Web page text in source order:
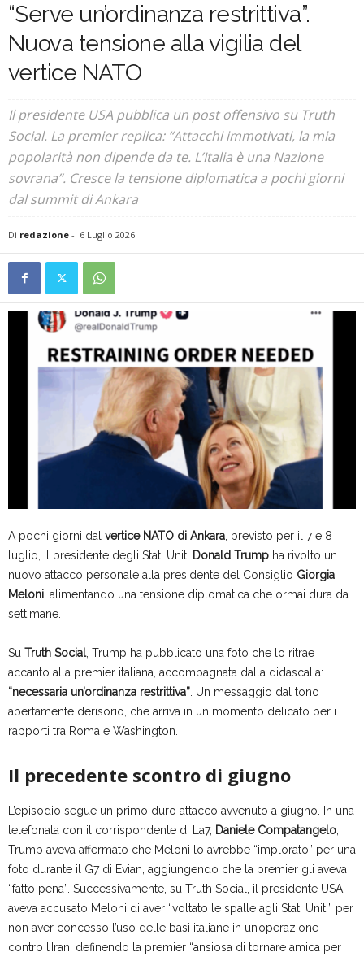
“Serve un’ordinanza restrittiva”.
Nuova tensione alla vigilia del
vertice NATO
Il presidente USA pubblica un post offensivo su Truth
Social. La premier replica: “Attacchi immotivati, la mia
popolarità non dipende da te. L’Italia è una Nazione
sovrana”. Cresce la tensione diplomatica a pochi giorni
dal summit di Ankara
Di redazione - 6 Luglio 2026
A pochi giorni dal vertice NATO di Ankara, previsto per il 7 e 8
luglio, il presidente degli Stati Uniti Donald Trump ha rivolto un
nuovo attacco personale alla presidente del Consiglio Giorgia
Meloni, alimentando una tensione diplomatica che ormai dura da
settimane.
Su Truth Social, Trump ha pubblicato una foto che lo ritrae
accanto alla premier italiana, accompagnata dalla didascalia:
“necessaria un’ordinanza restrittiva”. Un messaggio dal tono
apertamente derisorio, che arriva in un momento delicato per i
rapporti tra Roma e Washington.
Il precedente scontro di giugno
L’episodio segue un primo duro attacco avvenuto a giugno. In una
telefonata con il corrispondente di La7, Daniele Compatangelo,
Trump aveva affermato che Meloni lo avrebbe “implorato” per una
foto durante il G7 di Evian, aggiungendo che la premier gli aveva
“fatto pena”. Successivamente, su Truth Social, il presidente USA
aveva accusato Meloni di aver “voltato le spalle agli Stati Uniti” per
non aver concesso l’uso delle basi italiane in un’operazione
contro l’Iran, definendo la premier “ansiosa di tornare amica per